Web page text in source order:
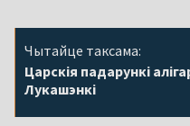
Чытайце таксама:
Царскія падарункі
Лукашэнкі